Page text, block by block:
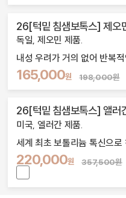
26[턱밑 침샘보톡스] 제오
독일, 제오민 제품.
내성 우려가 거의 없어 반복
165,000원 198,000원
26[턱밑 침샘보톡스] 앨러
미국, 엘러간 제품.
세계 최초 보톨리늄 톡신으
220,000원 357,500원